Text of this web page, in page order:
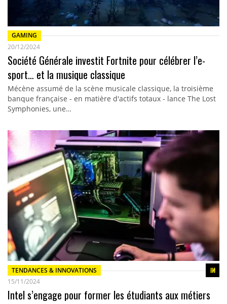
GAMING
20/12/2024
Société Générale investit Fortnite pour célébrer l’e-
sport… et la musique classique
Mécène assumé de la scène musicale classique, la troisième
banque française - en matière d'actifs totaux - lance The Lost
Symphonies, une…
TENDANCES & INNOVATIONS
15/11/2024
Intel s’engage pour former les étudiants aux métiers